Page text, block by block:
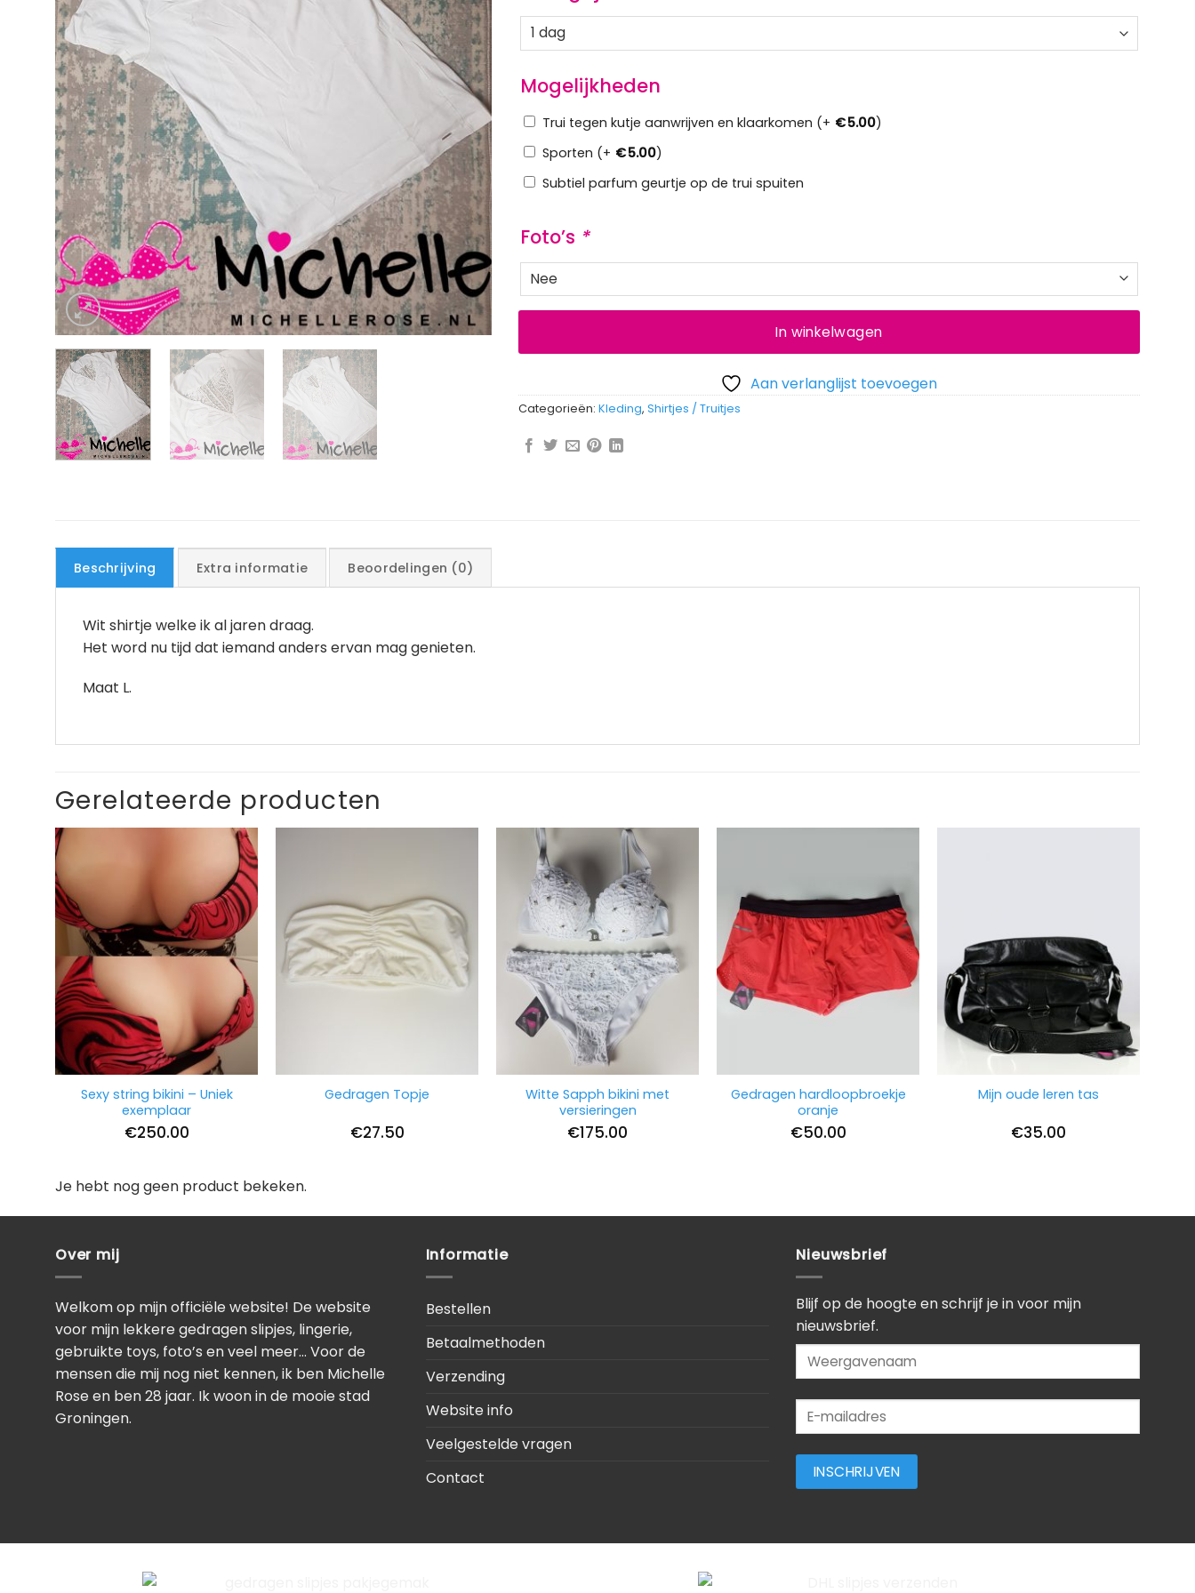
Mogelijkheden
Trui tegen kutje aanwrijven en klaarkomen (+ €5.00)
Sporten (+ €5.00)
Subtiel parfum geurtje op de trui spuiten
Foto’s *
In winkelwagen
Aan verlanglijst toevoegen
Categorieën: Kleding, Shirtjes / Truitjes
Beschrijving Extra informatie Beoordelingen (0)
Wit shirtje welke ik al jaren draag.
Het word nu tijd dat iemand anders ervan mag genieten.
Maat L.
Gerelateerde producten
Sexy string bikini – Uniek
exemplaar
€250.00
Gedragen Topje
€27.50
Witte Sapph bikini met
versieringen
€175.00
Gedragen hardloopbroekje
oranje
€50.00
Mijn oude leren tas
€35.00
Je hebt nog geen product bekeken.
Over mij
Welkom op mijn officiële website! De website
voor mijn lekkere gedragen slipjes, lingerie,
gebruikte toys, foto’s en veel meer… Voor de
mensen die mij nog niet kennen, ik ben Michelle
Rose en ben 28 jaar. Ik woon in de mooie stad
Groningen.
Informatie
Bestellen
Betaalmethoden
Verzending
Website info
Veelgestelde vragen
Contact
Nieuwsbrief
Blijf op de hoogte en schrijf je in voor mijn
nieuwsbrief.